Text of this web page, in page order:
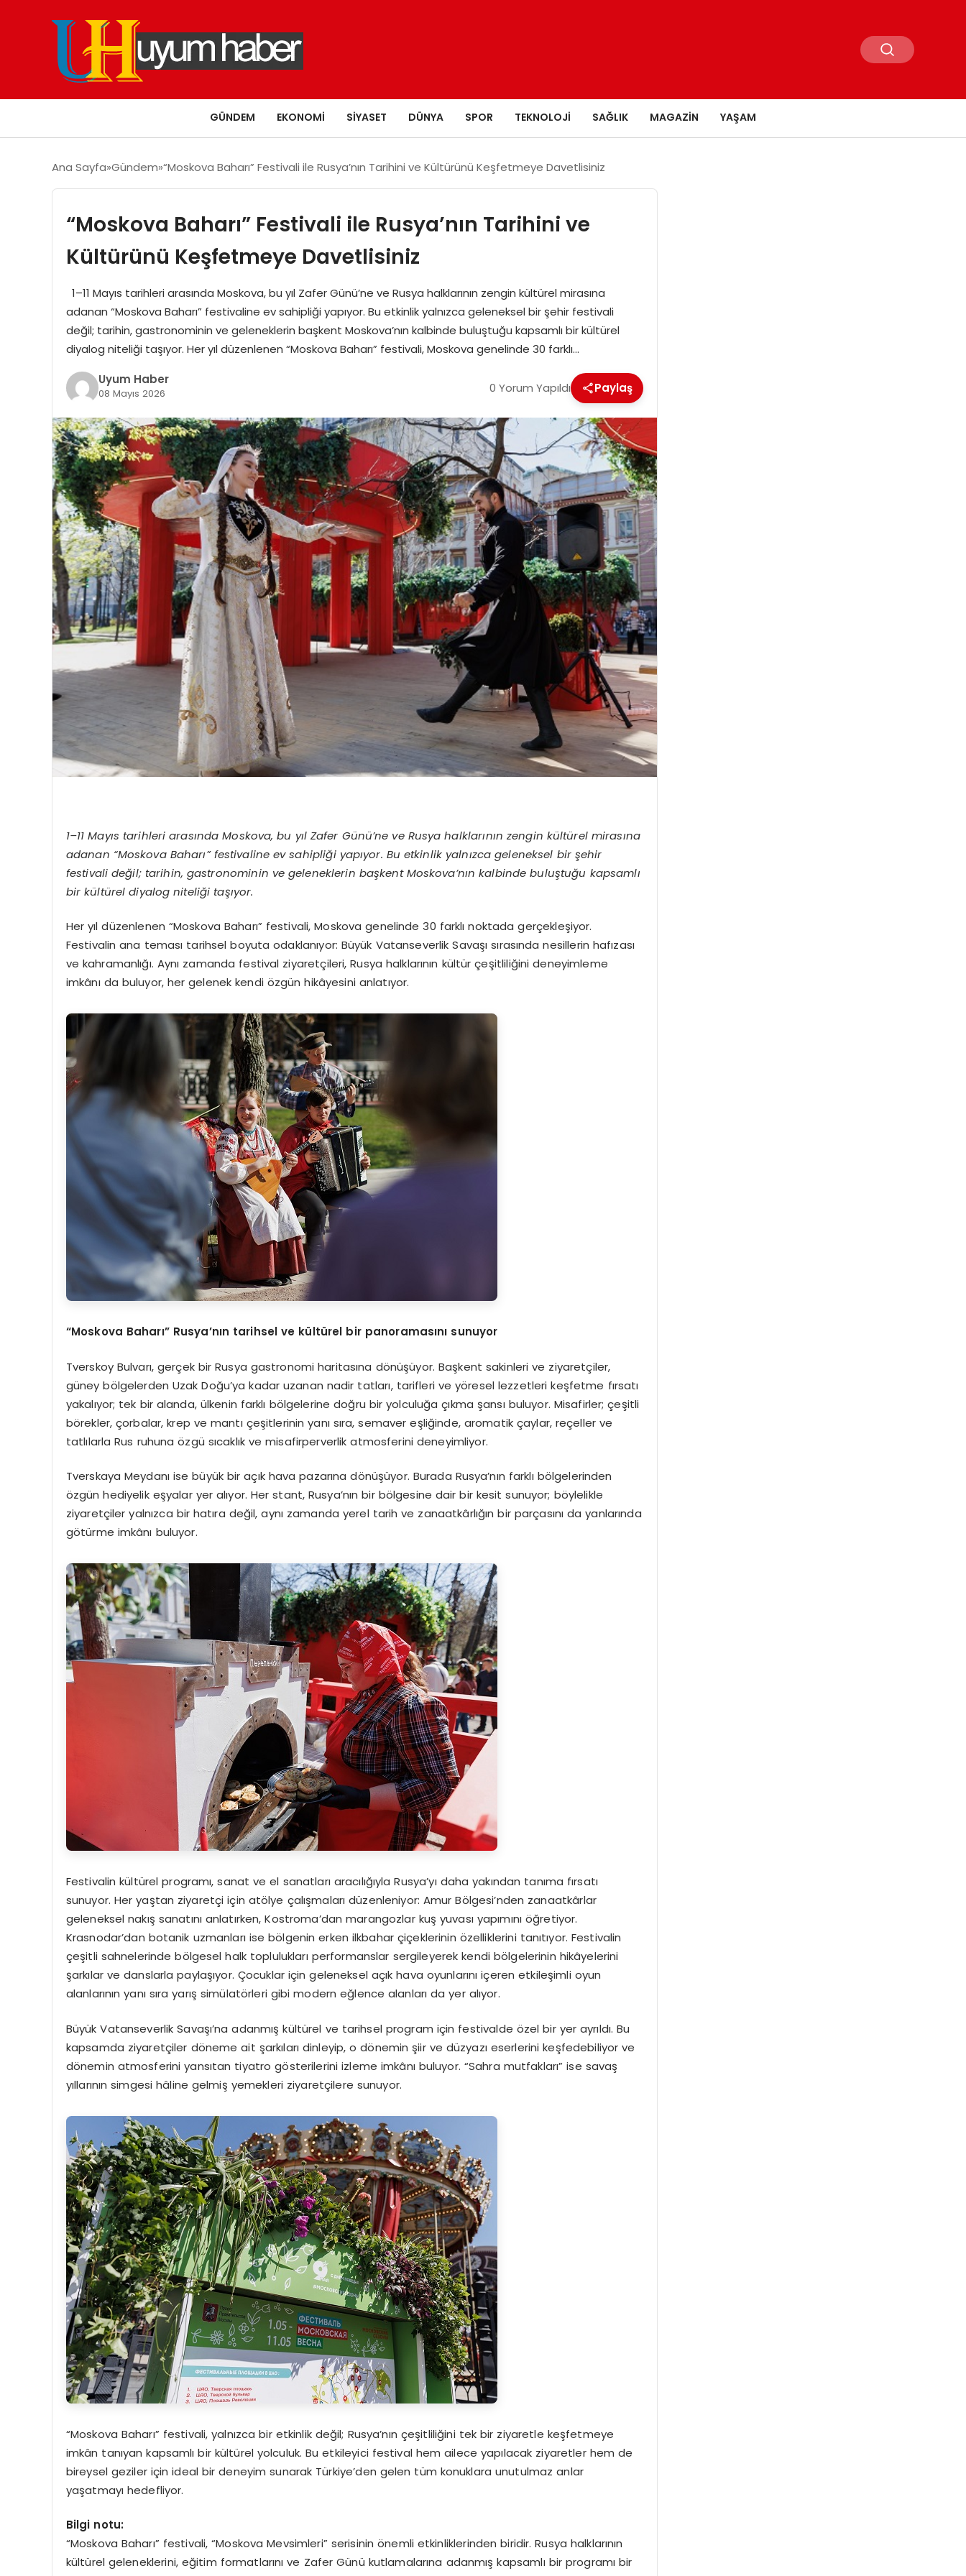
GÜNDEM EKONOMI SIYASET DÜNYA SPOR TEKNOLOJI SAĞLIK MAGAZIN YAŞAM
Ana Sayfa Gündem “Moskova Baharı” Festivali ile Rusya’nın Tarihini ve Kültürünü Keşfetmeye Davetlisiniz
“Moskova Baharı” Festivali ile Rusya’nın Tarihini ve
Kültürünü Keşfetmeye Davetlisiniz
1–11 Mayıs tarihleri arasında Moskova, bu yıl Zafer Günü’ne ve Rusya halklarının zengin kültürel mirasına
adanan “Moskova Baharı” festivaline ev sahipliği yapıyor. Bu etkinlik yalnızca geleneksel bir şehir festivali
değil; tarihin, gastronominin ve geleneklerin başkent Moskova’nın kalbinde buluştuğu kapsamlı bir kültürel
diyalog niteliği taşıyor. Her yıl düzenlenen “Moskova Baharı” festivali, Moskova genelinde 30 farklı…
Uyum Haber
08 Mayıs 2026 0 Yorum Yapıldı Paylaş
1–11 Mayıs tarihleri arasında Moskova, bu yıl Zafer Günü’ne ve Rusya halklarının zengin kültürel mirasına
adanan “Moskova Baharı” festivaline ev sahipliği yapıyor. Bu etkinlik yalnızca geleneksel bir şehir
festivali değil; tarihin, gastronominin ve geleneklerin başkent Moskova’nın kalbinde buluştuğu kapsamlı
bir kültürel diyalog niteliği taşıyor.
Her yıl düzenlenen “Moskova Baharı” festivali, Moskova genelinde 30 farklı noktada gerçekleşiyor.
Festivalin ana teması tarihsel boyuta odaklanıyor: Büyük Vatanseverlik Savaşı sırasında nesillerin hafızası
ve kahramanlığı. Aynı zamanda festival ziyaretçileri, Rusya halklarının kültür çeşitliliğini deneyimleme
imkânı da buluyor, her gelenek kendi özgün hikâyesini anlatıyor.
“Moskova Baharı” Rusya’nın tarihsel ve kültürel bir panoramasını sunuyor
Tverskoy Bulvarı, gerçek bir Rusya gastronomi haritasına dönüşüyor. Başkent sakinleri ve ziyaretçiler,
güney bölgelerden Uzak Doğu’ya kadar uzanan nadir tatları, tarifleri ve yöresel lezzetleri keşfetme fırsatı
yakalıyor; tek bir alanda, ülkenin farklı bölgelerine doğru bir yolculuğa çıkma şansı buluyor. Misafirler; çeşitli
börekler, çorbalar, krep ve mantı çeşitlerinin yanı sıra, semaver eşliğinde, aromatik çaylar, reçeller ve
tatlılarla Rus ruhuna özgü sıcaklık ve misafirperverlik atmosferini deneyimliyor.
Tverskaya Meydanı ise büyük bir açık hava pazarına dönüşüyor. Burada Rusya’nın farklı bölgelerinden
özgün hediyelik eşyalar yer alıyor. Her stant, Rusya’nın bir bölgesine dair bir kesit sunuyor; böylelikle
ziyaretçiler yalnızca bir hatıra değil, aynı zamanda yerel tarih ve zanaatkârlığın bir parçasını da yanlarında
götürme imkânı buluyor.
Festivalin kültürel programı, sanat ve el sanatları aracılığıyla Rusya’yı daha yakından tanıma fırsatı
sunuyor. Her yaştan ziyaretçi için atölye çalışmaları düzenleniyor: Amur Bölgesi’nden zanaatkârlar
geleneksel nakış sanatını anlatırken, Kostroma’dan marangozlar kuş yuvası yapımını öğretiyor.
Krasnodar’dan botanik uzmanları ise bölgenin erken ilkbahar çiçeklerinin özelliklerini tanıtıyor. Festivalin
çeşitli sahnelerinde bölgesel halk toplulukları performanslar sergileyerek kendi bölgelerinin hikâyelerini
şarkılar ve danslarla paylaşıyor. Çocuklar için geleneksel açık hava oyunlarını içeren etkileşimli oyun
alanlarının yanı sıra yarış simülatörleri gibi modern eğlence alanları da yer alıyor.
Büyük Vatanseverlik Savaşı’na adanmış kültürel ve tarihsel program için festivalde özel bir yer ayrıldı. Bu
kapsamda ziyaretçiler döneme ait şarkıları dinleyip, o dönemin şiir ve düzyazı eserlerini keşfedebiliyor ve
dönemin atmosferini yansıtan tiyatro gösterilerini izleme imkânı buluyor. “Sahra mutfakları” ise savaş
yıllarının simgesi hâline gelmiş yemekleri ziyaretçilere sunuyor.
“Moskova Baharı” festivali, yalnızca bir etkinlik değil; Rusya’nın çeşitliliğini tek bir ziyaretle keşfetmeye
imkân tanıyan kapsamlı bir kültürel yolculuk. Bu etkileyici festival hem ailece yapılacak ziyaretler hem de
bireysel geziler için ideal bir deneyim sunarak Türkiye’den gelen tüm konuklara unutulmaz anlar
yaşatmayı hedefliyor.
Bilgi notu:
“Moskova Baharı” festivali, “Moskova Mevsimleri” serisinin önemli etkinliklerinden biridir. Rusya halklarının
kültürel geleneklerini, eğitim formatlarını ve Zafer Günü kutlamalarına adanmış kapsamlı bir programı bir